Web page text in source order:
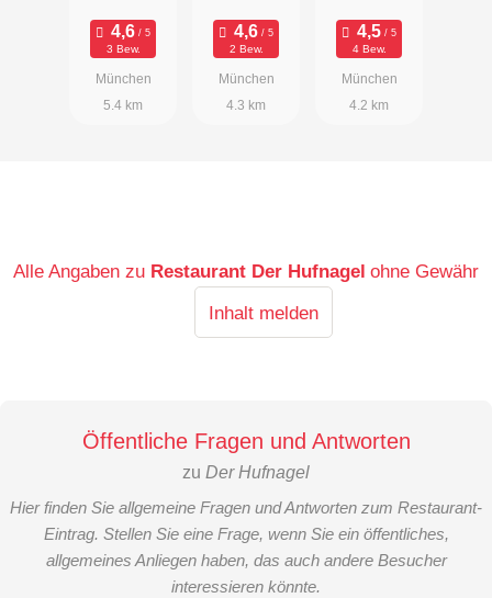
3 Bew.
München
5.4 km
2 Bew.
München
4.3 km
4 Bew.
München
4.2 km
Alle Angaben zu Restaurant Der Hufnagel ohne Gewähr
Inhalt melden
Öffentliche Fragen und Antworten
zu Der Hufnagel
Hier finden Sie allgemeine Fragen und Antworten zum Restaurant-
Eintrag. Stellen Sie eine Frage, wenn Sie ein öffentliches,
allgemeines Anliegen haben, das auch andere Besucher
interessieren könnte.